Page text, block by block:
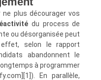
ne plus décourager vos
du process de
ou désorganisée peut
selon le rapport
abandonnent le
à programmer
En parallèle,